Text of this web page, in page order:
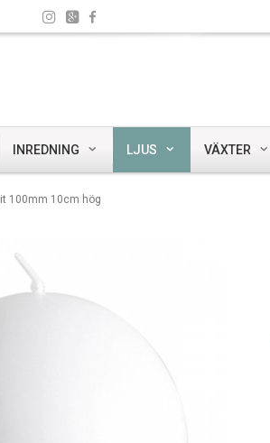
INREDNING LJUS VÄXTER
100mm 10cm hög